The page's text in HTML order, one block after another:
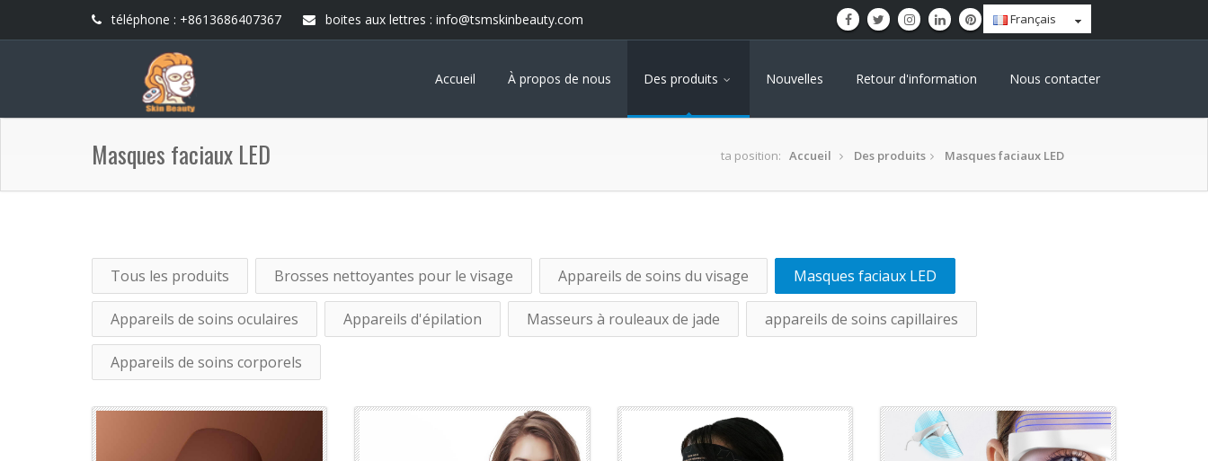
téléphone : +8613686407367 boites aux lettres : info@tsmskinbeauty.com Français
Accueil À propos de nous Des produits Nouvelles Retour d'information Nous contacter
Masques faciaux LED ta position: Accueil Des produits Masques faciaux LED
Tous les produits Brosses nettoyantes pour le visage Appareils de soins du visage Masques faciaux LED
Appareils de soins oculaires Appareils d'épilation Masseurs à rouleaux de jade appareils de soins capillaires
Appareils de soins corporels